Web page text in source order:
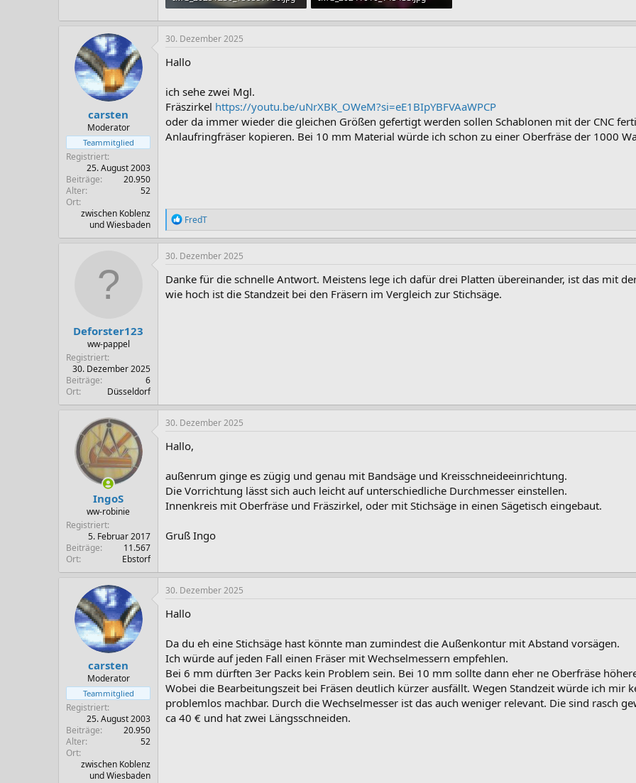
245,8 KB · Aufrufe: 90
270,4 KB · Aufrufe: 89
carsten
Moderator
Teammitglied
Registriert
25. August 2003
Beiträge
20.950
Alter
52
Ort
zwischen Koblenz
und Wiesbaden
30. Dezember 2025
Hallo
ich sehe zwei Mgl.
Fräszirkel https://youtu.be/uNrXBK_OWeM?si=eE1BIpYBFVAaWPCP
oder da immer wieder die gleichen Größen gefertigt werden sollen Schablonen mit der CNC
Anlaufringfräser kopieren. Bei 10 mm Material würde ich schon zu einer Oberfräse der 1000
R
e
a
k
i
o
n
FredT
Deforster123
ww-pappel
Registriert
30. Dezember 2025
Beiträge
6
Ort
Düsseldorf
30. Dezember 2025
Danke für die schnelle Antwort. Meistens lege ich dafür drei Platten übereinander, ist das mit
wie hoch ist die Standzeit bei den Fräsern im Vergleich zur Stichsäge.
IngoS
ww-robinie
Registriert
5. Februar 2017
Beiträge
11.567
Ort
Ebstorf
30. Dezember 2025
Hallo,
außenrum ginge es zügig und genau mit Bandsäge und Kreisschneideeinrichtung.
Die Vorrichtung lässt sich auch leicht auf unterschiedliche Durchmesser einstellen.
Innenkreis mit Oberfräse und Fräszirkel, oder mit Stichsäge in einen Sägetisch eingebaut.
Gruß Ingo
carsten
Moderator
Teammitglied
Registriert
25. August 2003
Beiträge
20.950
Alter
52
Ort
zwischen Koblenz
und Wiesbaden
30. Dezember 2025
Hallo
Da du eh eine Stichsäge hast könnte man zumindest die Außenkontur mit Abstand vorsägen.
Ich würde auf jeden Fall einen Fräser mit Wechselmessern empfehlen.
Bei 6 mm dürften 3er Packs kein Problem sein. Bei 10 mm sollte dann eher ne Oberfräse
Wobei die Bearbeitungszeit bei Fräsen deutlich kürzer ausfällt. Wegen Standzeit würde ich mir
problemlos machbar. Durch die Wechselmesser ist das auch weniger relevant. Die sind rasch
ca 40 € und hat zwei Längsschneiden.